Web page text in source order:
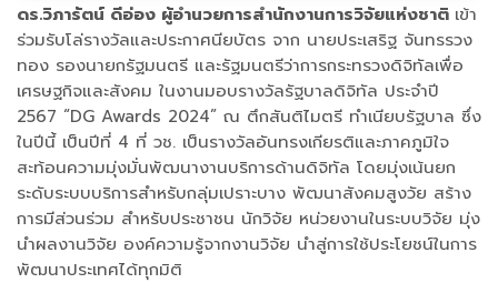
ดร.วิภารัตน์ ดีอ่อง ผู้อำนวยการสำนักงานการวิจัยแห่งชาติ เข้า
ร่วมรับโล่รางวัลและประกาศนียบัตร จาก นายประเสริฐ จันทรรวง
ทอง รองนายกรัฐมนตรี และรัฐมนตรีว่าการกระทรวงดิจิทัลเพื่อ
เศรษฐกิจและสังคม ในงานมอบรางวัลรัฐบาลดิจิทัล ประจำปี
2567 “DG Awards 2024” ณ ตึกสันติไมตรี ทำเนียบรัฐบาล ซึ่ง
ในปีนี้ เป็นปีที่ 4 ที่ วช. เป็นรางวัลอันทรงเกียรติและภาคภูมิใจ
สะท้อนความมุ่งมั่นพัฒนางานบริการด้านดิจิทัล โดยมุ่งเน้นยก
ระดับระบบบริการสำหรับกลุ่มเปราะบาง พัฒนาสังคมสูงวัย สร้าง
การมีส่วนร่วม สำหรับประชาชน นักวิจัย หน่วยงานในระบบวิจัย มุ่ง
นำผลงานวิจัย องค์ความรู้จากงานวิจัย นำสู่การใช้ประโยชน์ในการ
พัฒนาประเทศได้ทุกมิติ